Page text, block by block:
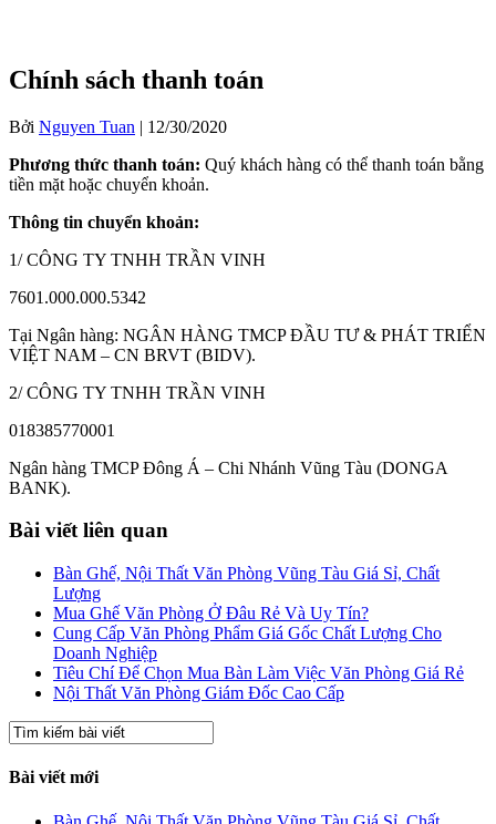
Chính sách thanh toán
Bởi Nguyen Tuan | 12/30/2020
Phương thức thanh toán: Quý khách hàng có thể thanh toán bằng
tiền mặt hoặc chuyển khoản.
Thông tin chuyển khoản:
1/ CÔNG TY TNHH TRẦN VINH
7601.000.000.5342
Tại Ngân hàng: NGÂN HÀNG TMCP ĐẦU TƯ & PHÁT TRIỂN
VIỆT NAM – CN BRVT (BIDV).
2/ CÔNG TY TNHH TRẦN VINH
018385770001
Ngân hàng TMCP Đông Á – Chi Nhánh Vũng Tàu (DONGA
BANK).
Bài viết liên quan
Bàn Ghế, Nội Thất Văn Phòng Vũng Tàu Giá Sỉ, Chất
Lượng
Mua Ghế Văn Phòng Ở Đâu Rẻ Và Uy Tín?
Cung Cấp Văn Phòng Phẩm Giá Gốc Chất Lượng Cho
Doanh Nghiệp
Tiêu Chí Để Chọn Mua Bàn Làm Việc Văn Phòng Giá Rẻ
Nội Thất Văn Phòng Giám Đốc Cao Cấp
Bài viết mới